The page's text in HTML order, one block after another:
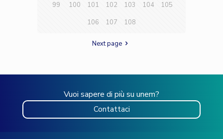
99
100 101 102 103 104
105
106
107 108
Next page
Vuoi sapere di più su unem?
Contattaci